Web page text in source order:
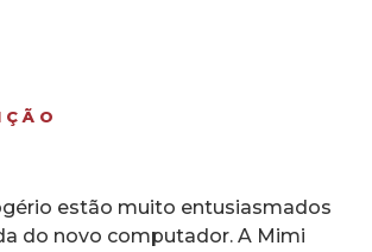
estão muito entusiasmados
do novo computador. A Mimi